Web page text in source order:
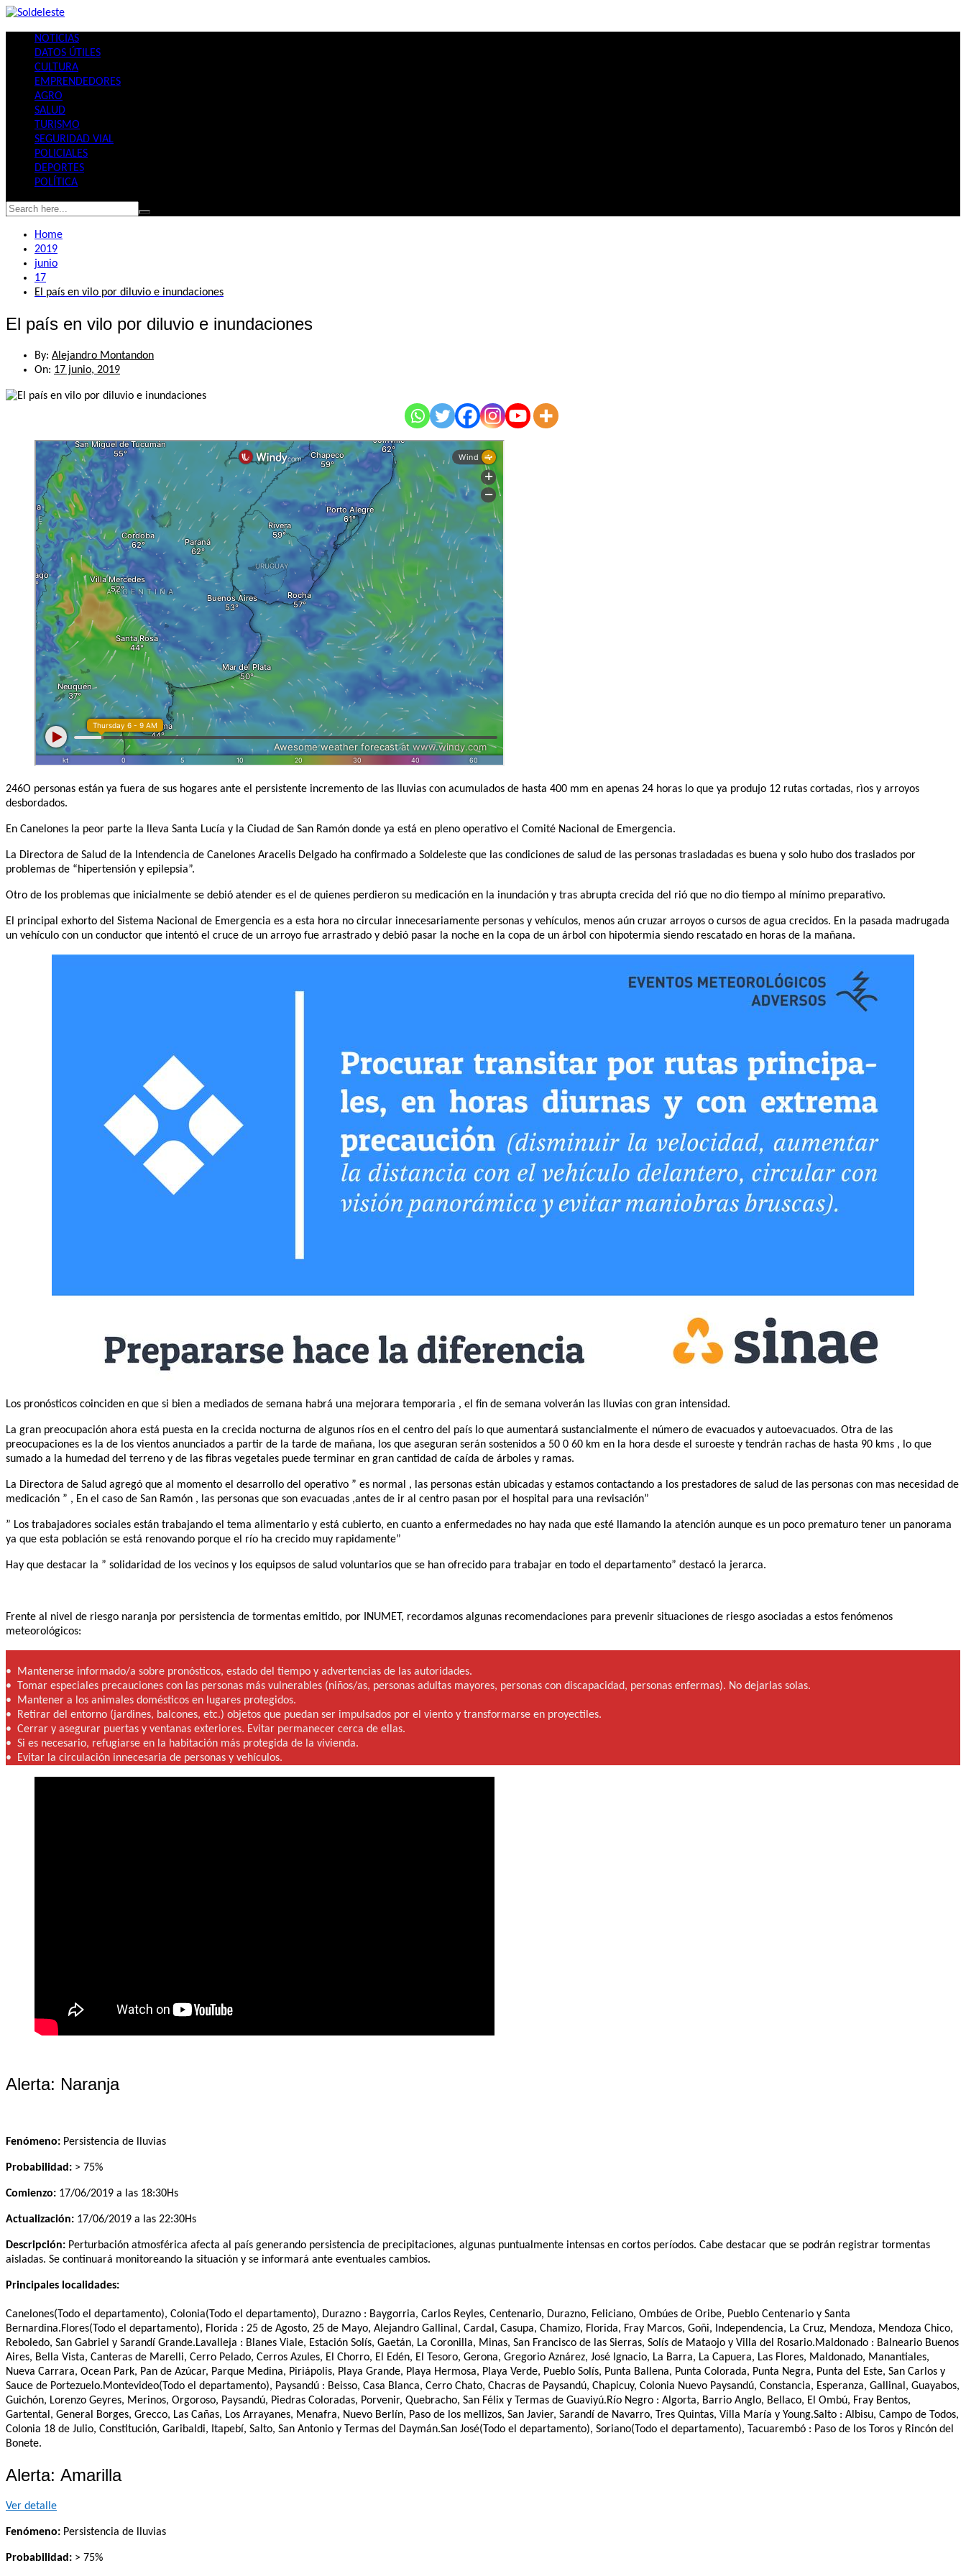
Skip
contentNOTICIAS
DATOS ÚTILES
CULTURA
EMPRENDEDORES
AGRO
SALUD
TURISMO
SEGURIDAD VIAL
POLICIALES
DEPORTES
POLÍTICA
Home
2019
junio
17
El país en vilo por diluvio e inundaciones
El país en vilo por diluvio e inundaciones
By: Alejandro Montandon
On: 17 junio, 2019
246O personas están ya fuera de sus hogares ante el persistente incremento de las lluvias con acumulados de hasta 400 mm en apenas 24 horas lo que ya produjo 12 rutas cortadas, rìos y arroyos
desbordados.
En Canelones la peor parte la lleva Santa Lucía y la Ciudad de San Ramón donde ya está en pleno operativo el Comité Nacional de Emergencia.
La Directora de Salud de la Intendencia de Canelones Aracelis Delgado ha confirmado a Soldeleste que las condiciones de salud de las personas trasladadas es buena y solo hubo dos traslados por
problemas de “hipertensión y epilepsia”.
Otro de los problemas que inicialmente se debió atender es el de quienes perdieron su medicación en la inundación y tras abrupta crecida del rió que no dio tiempo al mínimo preparativo.
El principal exhorto del Sistema Nacional de Emergencia es a esta hora no circular innecesariamente personas y vehículos, menos aún cruzar arroyos o cursos de agua crecidos. En la pasada madrugada
un vehículo con un conductor que intentó el cruce de un arroyo fue arrastrado y debió pasar la noche en la copa de un árbol con hipotermia siendo rescatado en horas de la mañana.
Los pronósticos coinciden en que si bien a mediados de semana habrá una mejorara temporaria , el fin de semana volverán las lluvias con gran intensidad.
La gran preocupación ahora está puesta en la crecida nocturna de algunos ríos en el centro del país lo que aumentará sustancialmente el número de evacuados y autoevacuados. Otra de las
preocupaciones es la de los vientos anunciados a partir de la tarde de mañana, los que aseguran serán sostenidos a 50 0 60 km en la hora desde el suroeste y tendrán rachas de hasta 90 kms , lo que
sumado a la humedad del terreno y de las fibras vegetales puede terminar en gran cantidad de caída de árboles y ramas.
La Directora de Salud agregó que al momento el desarrollo del operativo ” es normal , las personas están ubicadas y estamos contactando a los prestadores de salud de las personas con mas necesidad de
medicación ” , En el caso de San Ramón , las personas que son evacuadas ,antes de ir al centro pasan por el hospital para una revisación”
” Los trabajadores sociales están trabajando el tema alimentario y está cubierto, en cuanto a enfermedades no hay nada que esté llamando la atención aunque es un poco prematuro tener un panorama
ya que esta población se está renovando porque el río ha crecido muy rapidamente”
Hay que destacar la ” solidaridad de los vecinos y los equipsos de salud voluntarios que se han ofrecido para trabajar en todo el departamento” destacó la jerarca.
Frente al nivel de riesgo naranja por persistencia de tormentas emitido, por INUMET, recordamos algunas recomendaciones para prevenir situaciones de riesgo asociadas a estos fenómenos
meteorológicos:
• Mantenerse informado/a sobre pronósticos, estado del tiempo y advertencias de las autoridades.
• Tomar especiales precauciones con las personas más vulnerables (niños/as, personas adultas mayores, personas con discapacidad, personas enfermas). No dejarlas solas.
• Mantener a los animales domésticos en lugares protegidos.
• Retirar del entorno (jardines, balcones, etc.) objetos que puedan ser impulsados por el viento y transformarse en proyectiles.
• Cerrar y asegurar puertas y ventanas exteriores. Evitar permanecer cerca de ellas.
• Si es necesario, refugiarse en la habitación más protegida de la vivienda.
• Evitar la circulación innecesaria de personas y vehículos.
Alerta: Naranja
Fenómeno: Persistencia de lluvias
Probabilidad: > 75%
Comienzo: 17/06/2019 a las 18:30Hs
Actualización: 17/06/2019 a las 22:30Hs
Descripción: Perturbación atmosférica afecta al país generando persistencia de precipitaciones, algunas puntualmente intensas en cortos períodos. Cabe destacar que se podrán registrar tormentas
aisladas. Se continuará monitoreando la situación y se informará ante eventuales cambios.
Principales localidades:
Canelones(Todo el departamento), Colonia(Todo el departamento), Durazno : Baygorria, Carlos Reyles, Centenario, Durazno, Feliciano, Ombúes de Oribe, Pueblo Centenario y Santa
Bernardina.Flores(Todo el departamento), Florida : 25 de Agosto, 25 de Mayo, Alejandro Gallinal, Cardal, Casupa, Chamizo, Florida, Fray Marcos, Goñi, Independencia, La Cruz, Mendoza, Mendoza Chico,
Reboledo, San Gabriel y Sarandí Grande.Lavalleja : Blanes Viale, Estación Solís, Gaetán, La Coronilla, Minas, San Francisco de las Sierras, Solís de Mataojo y Villa del Rosario.Maldonado : Balneario Buenos
Aires, Bella Vista, Canteras de Marelli, Cerro Pelado, Cerros Azules, El Chorro, El Edén, El Tesoro, Gerona, Gregorio Aznárez, José Ignacio, La Barra, La Capuera, Las Flores, Maldonado, Manantiales,
Nueva Carrara, Ocean Park, Pan de Azúcar, Parque Medina, Piriápolis, Playa Grande, Playa Hermosa, Playa Verde, Pueblo Solís, Punta Ballena, Punta Colorada, Punta Negra, Punta del Este, San Carlos y
Sauce de Portezuelo.Montevideo(Todo el departamento), Paysandú : Beisso, Casa Blanca, Cerro Chato, Chacras de Paysandú, Chapicuy, Colonia Nuevo Paysandú, Constancia, Esperanza, Gallinal, Guayabos,
Guichón, Lorenzo Geyres, Merinos, Orgoroso, Paysandú, Piedras Coloradas, Porvenir, Quebracho, San Félix y Termas de Guaviyú.Río Negro : Algorta, Barrio Anglo, Bellaco, El Ombú, Fray Bentos,
Gartental, General Borges, Grecco, Las Cañas, Los Arrayanes, Menafra, Nuevo Berlín, Paso de los mellizos, San Javier, Sarandí de Navarro, Tres Quintas, Villa María y Young.Salto : Albisu, Campo de Todos,
Colonia 18 de Julio, Constitución, Garibaldi, Itapebí, Salto, San Antonio y Termas del Daymán.San José(Todo el departamento), Soriano(Todo el departamento), Tacuarembó : Paso de los Toros y Rincón del
Bonete.
Alerta: Amarilla
Ver detalle
Fenómeno: Persistencia de lluvias
Probabilidad: > 75%